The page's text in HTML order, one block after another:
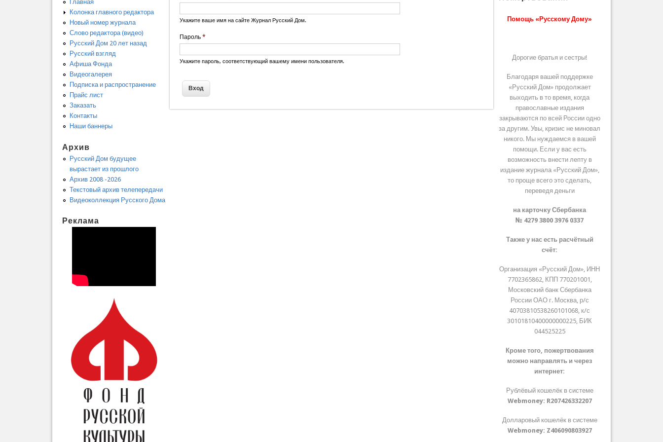
Укажите ваше имя на сайте Журнал Русский Дом.
Пароль*
Укажите пароль, соответствующий вашему имени пользователя.
Главная
Колонка главного редактора
Новый номер журнала
Слово редактора (видео)
Русский Дом 20 лет назад
Русский взгляд
Афиша Фонда
Видеогалерея
Подписка и распространение
Прайс лист
Заказать
Контакты
Наши баннеры
Архив
Русский Дом будущее
вырастает из прошлого
Архив 2008 -2026
Текстовый архив телепередачи
Видеоколлекция Русского Дома
Реклама
Помощь «Русскому Дому»
Дорогие братья и сестры!
Благодаря вашей поддержке
«Русский Дом» продолжает
выходить в то время, когда
православные издания
закрываются по всей России одно
за другим. Увы, кризис не миновал
никого. Мы нуждаемся в вашей
помощи. Если у вас есть
возможность внести лепту в
издание журнала «Русский Дом»,
то проще всего это сделать,
переведя деньги
на карточку Сбербанка
№ 4279 3800 3976 0337
Также у нас есть расчётный
счёт:
Организация «Русский Дом», ИНН
7702365862, КПП 770201001,
Московский банк Сбербанка
России ОАО г. Москва, р/с
40703810538260101068, к/с
30101810400000000225, БИК
044525225
Кроме того, пожертвования
можно направлять и через
интернет:
Рублёвый кошелёк в системе
Webmoney: R207426332207
Долларовый кошелёк в системе
Webmoney: Z406090803927